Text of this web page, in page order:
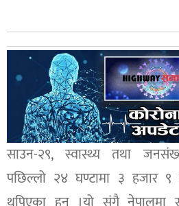
साउन-२९, स्वास्थ्य तथा
पछिल्लो २४ घण्टामा ३ हजार